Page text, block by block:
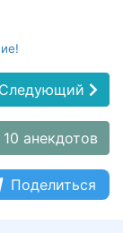
Следующий
анекдотов
Поделиться